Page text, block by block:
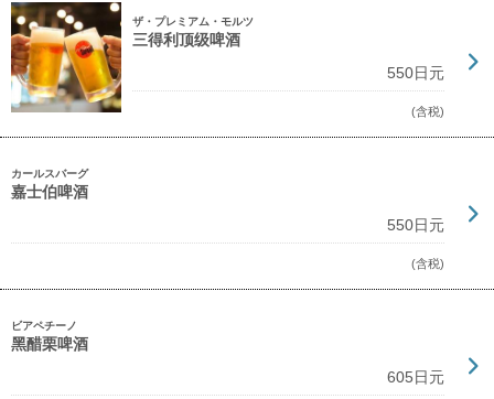
ザ・プレミアム・モルツ
三得利顶级啤酒
550日元
(含税)
カールスバーグ
嘉士伯啤酒
550日元
(含税)
ビアペチーノ
黑醋栗啤酒
605日元